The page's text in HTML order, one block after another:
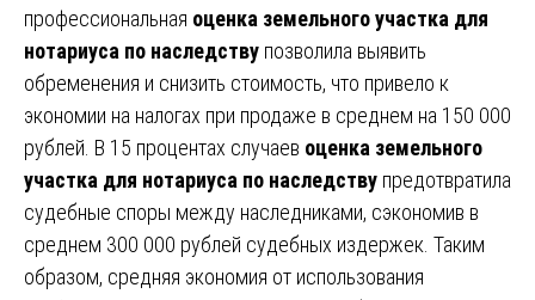
профессиональная оценка земельного участка для
нотариуса по наследству позволила выявить
обременения и снизить стоимость, что привело к
экономии на налогах при продаже в среднем на 150 000
рублей. В 15 процентах случаев оценка земельного
участка для нотариуса по наследству предотвратила
судебные споры между наследниками, сэкономив в
среднем 300 000 рублей судебных издержек. Таким
образом, средняя экономия от использования